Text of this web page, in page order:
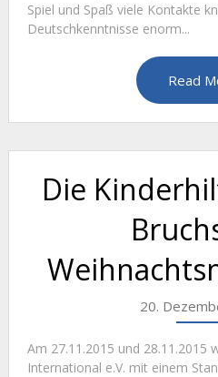
Spiel und Spaß viele Kontakte
Deutschkenntnisse enorm...
Read
Die
20.
Am 27.11.2015 und 28.11.2015
International e.V. mit einem